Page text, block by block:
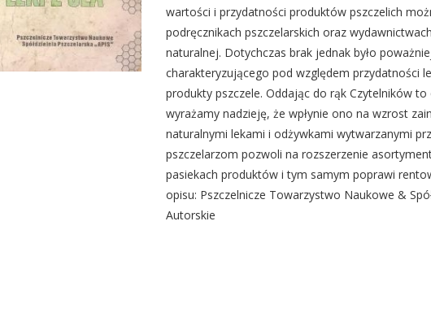
wartości i przydatności produktów pszczelich
podręcznikach pszczelarskich oraz
naturalnej. Dotychczas brak jednak było
charakteryzującego pod względem przydatności
produkty pszczele. Oddając do rąk Czytelników
wyrażamy nadzieję, że wpłynie ono na wzrost
naturalnymi lekami i odżywkami wytwarzanymi
pszczelarzom pozwoli na rozszerzenie
pasiekach produktów i tym samym poprawi
opisu: Pszczelnicze Towarzystwo Naukowe &
Autorskie